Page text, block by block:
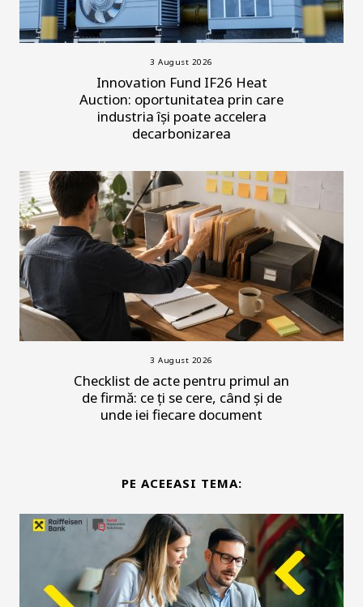
3 August 2026
Innovation Fund IF26 Heat
Auction: oportunitatea prin care
industria își poate accelera
decarbonizarea
3 August 2026
Checklist de acte pentru primul an
de firmă: ce ți se cere, când și de
unde iei fiecare document
PE ACEEASI TEMA: